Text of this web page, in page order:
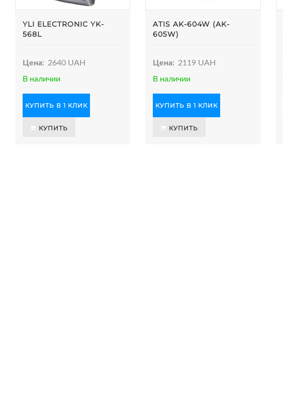
YLI ELECTRONIC YK-
568L
Цена: 2640 UAH
В наличии
КУПИТЬ В 1 КЛИК
КУПИТЬ
ATIS AK-604W (AK-
605W)
Цена: 2119 UAH
В наличии
КУПИТЬ В 1 КЛИК
КУПИТЬ